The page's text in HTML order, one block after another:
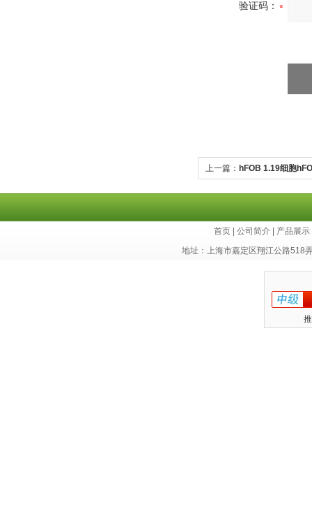
验证码：
上一篇： hFOB 1.19细胞
首页 公司简介 产品展示
地址：上海市嘉定区翔江公路518